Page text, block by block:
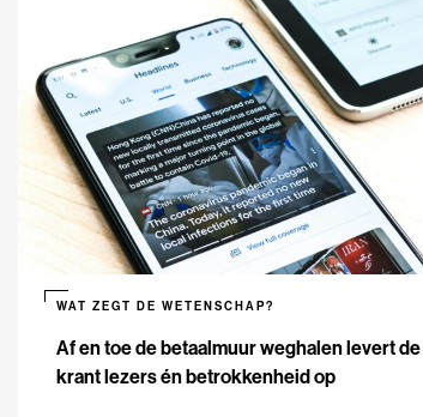
Af en toe de betaalmuur weghalen levert de
krant lezers én betrokkenheid op
WAT ZEGT DE WETENSCHAP?